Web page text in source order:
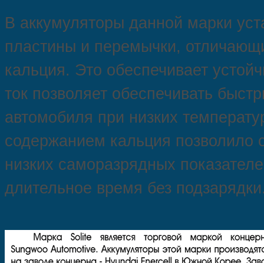
В аккумуляторы данной марки
пластины и перемычки,
кальция. Это обеспечивает
ток позволяет обеспечивать
автомобиля при низких
содержанием кальция позволило
низких саморазрядных
длительное время без